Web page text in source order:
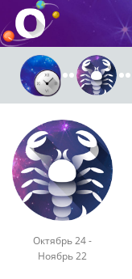
Октябрь 24 -
Ноябрь 22